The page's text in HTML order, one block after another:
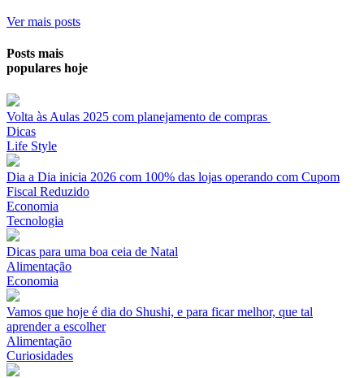
Ver mais posts
Posts mais
populares hoje
Volta às Aulas 2025 com planejamento de compras
Dicas
Life Style
Dia a Dia inicia 2026 com 100% das lojas operando com Cupom
Fiscal Reduzido
Economia
Tecnologia
Dicas para uma boa ceia de Natal
Alimentação
Economia
Vamos que hoje é dia do Shushi, e para ficar melhor, que tal
aprender a escolher
Alimentação
Curiosidades